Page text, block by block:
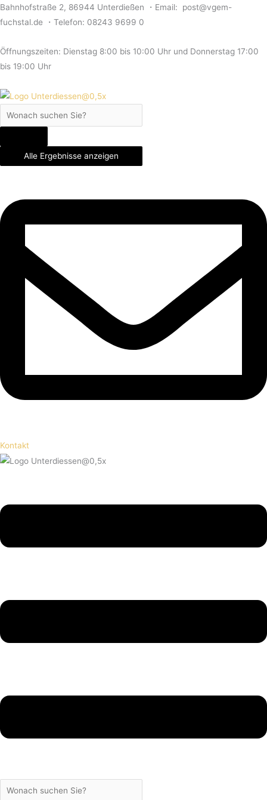
Zum
Inhalt
Bahnhofstraße 2, 86944 Unterdießen ・Email: post@vgem-
fuchstal.de ・Telefon: 08243 9699 0
Öffnungszeiten: Dienstag 8:00 bis 10:00 Uhr und Donnerstag 17:00
bis 19:00 Uhr
Search
...
Alle Ergebnisse anzeigen
Kontakt
Search
...
Search
...